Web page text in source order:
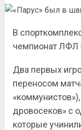
В
чемпионат ЛФЛ
Два первых
переносом
дровосеков» с
которые